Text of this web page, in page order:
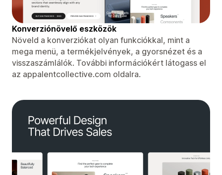
Konverziónövelő eszközök
Növeld a konverziókat olyan funkciókkal, mint a
mega menü, a termékjelvények, a gyorsnézet és a
visszaszámlálók. További információkért látogass el
az appalentcollective.com oldalra.